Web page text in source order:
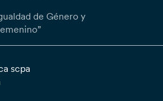
de Género y
scpa